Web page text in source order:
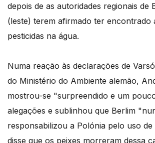
depois de as autoridades regionais de
(leste) terem afirmado ter encontrado
pesticidas na água.
Numa reação às declarações de
do Ministério do Ambiente alemão,
mostrou-se "surpreendido e um
alegações e sublinhou que Berlim
responsabilizou a Polónia pelo uso de
disse que os peixes morreram dessa